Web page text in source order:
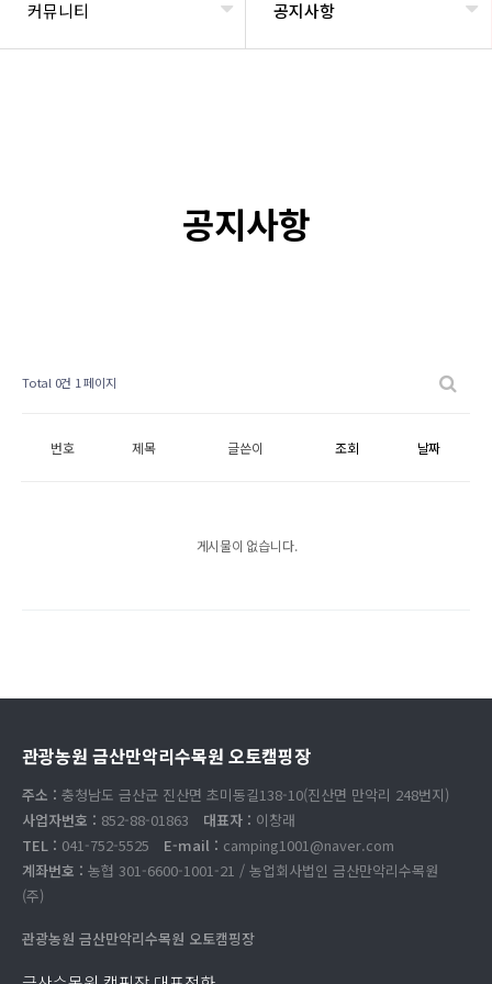
커뮤니티 공지사항
공지사항
Total 0건 1 페이지
번호 제목 글쓴이 조회 날짜
게시물이 없습니다.
관광농원 금산만악리수목원 오토캠핑장
주소 : 충청남도 금산군 진산면 초미동길138-10(진산면 만악리 248번지)
사업자번호 : 852-88-01863 대표자 : 이창래
TEL : 041-752-5525 E-mail : camping1001@naver.com
계좌번호 : 농협 301-6600-1001-21 / 농업회사법인 금산만악리수목원
(주)
관광농원 금산만악리수목원 오토캠핑장